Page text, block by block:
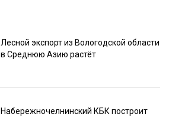
Лесной экспорт из Вологодской области
в Среднюю Азию растёт
Набережночелнинский КБК построит